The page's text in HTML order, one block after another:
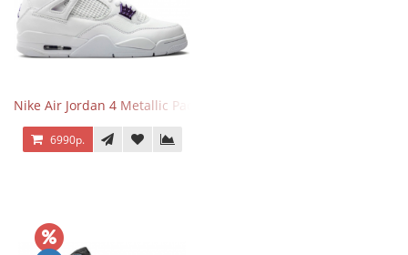
Nike Air Jordan 4 Metallic Pack Purple
6990р.